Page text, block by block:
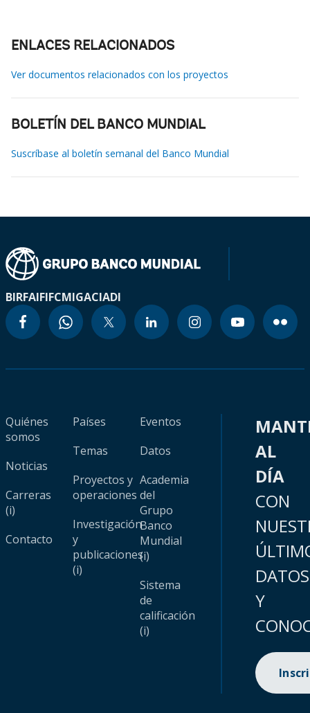
ENLACES RELACIONADOS
Ver documentos relacionados con los proyectos
BOLETÍN DEL BANCO MUNDIAL
Suscríbase al boletín semanal del Banco Mundial
BIRFAIFIFCMIGACIADI
Quiénes
somos
Noticias
Carreras
(i)
Contacto
Países
Temas
Proyectos y
operaciones
Investigación
y
publicaciones
(i)
Eventos
Datos
Academia
del
Grupo
Banco
Mundial
(i)
Sistema
de
calificación
(i)
AL
DÍA
CON
DATOS
Y